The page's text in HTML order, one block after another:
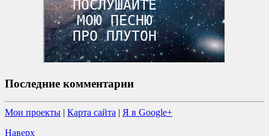
Последние комментарии
Мои проекты | Карта сайта | Я в Google+
Наверх